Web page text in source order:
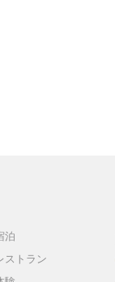
泊
ストラン